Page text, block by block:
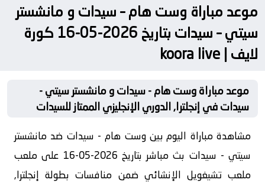
موعد مباراة وست هام – سيدات و مانشستر
سيتي – سيدات بتاريخ 2026-05-16 كورة
لايف | koora live
موعد مباراة وست هام - سيدات و مانشستر سيتي -
سيدات في إنجلترا, الدوري الإنجليزي الممتاز للسيدات
مشاهدة مباراة اليوم بين وست هام - سيدات ضد مانشستر
سيتي - سيدات بث مباشر بتاريخ 2026-05-16 على ملعب
ملعب تشيغويل الإنشائي ضمن منافسات بطولة إنجلترا,